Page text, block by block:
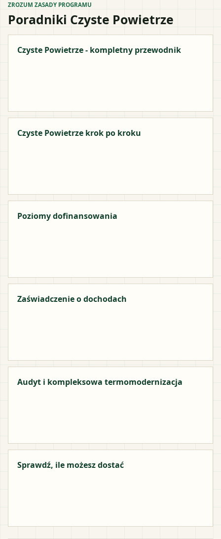
ZROZUM ZASADY PROGRAMU
Poradniki Czyste Powietrze
Czyste Powietrze - kompletny przewodnik
Czyste Powietrze krok po kroku
Poziomy dofinansowania
Zaświadczenie o dochodach
Audyt i kompleksowa termomodernizacja
Sprawdź, ile możesz dostać